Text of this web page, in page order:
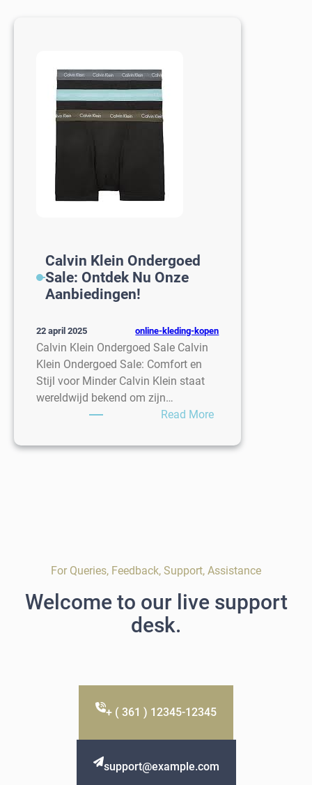
Calvin Klein Ondergoed
Sale: Ontdek Nu Onze
Aanbiedingen!
22 april 2025 online-kleding-kopen
Calvin Klein Ondergoed Sale Calvin
Klein Ondergoed Sale: Comfort en
Stijl voor Minder Calvin Klein staat
wereldwijd bekend om zijn…
Read More:
Klein
For Queries, Feedback, Support, Assistance
Welcome to our live support
desk.
+ ( 361 ) 12345-12345
support@example.com